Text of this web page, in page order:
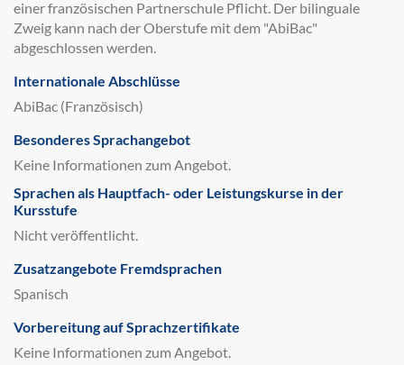
einer französischen Partnerschule Pflicht. Der bilinguale
Zweig kann nach der Oberstufe mit dem "AbiBac"
abgeschlossen werden.
Internationale Abschlüsse
AbiBac (Französisch)
Besonderes Sprachangebot
Keine Informationen zum Angebot.
Sprachen als Hauptfach- oder Leistungskurse in der
Kursstufe
Nicht veröffentlicht.
Zusatzangebote Fremdsprachen
Spanisch
Vorbereitung auf Sprachzertifikate
Keine Informationen zum Angebot.